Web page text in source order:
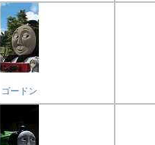
ゴードン